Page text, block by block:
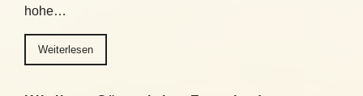
hohe…
Weiterlesen